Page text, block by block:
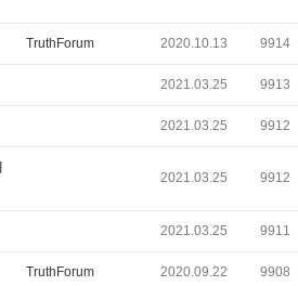
TruthForum 2020.10.13 9914
2021.03.25 9913
2021.03.25 9912
2021.03.25 9912
2021.03.25 9911
TruthForum 2020.09.22 9908